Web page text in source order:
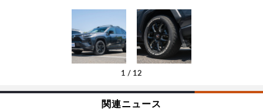
1 / 12
関連ニュース